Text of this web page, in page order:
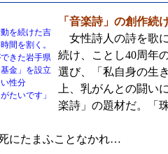
を続けた吉
間を割く。
きた岩手県
金」を設立
性分
たいです」
「音楽詩」の創作続
女性詩人の詩を歌
続け、ことし40周年
選び、「私自身の生
上、乳がんとの闘い
楽詩」の題材だ。「
にたまふことなかれ…